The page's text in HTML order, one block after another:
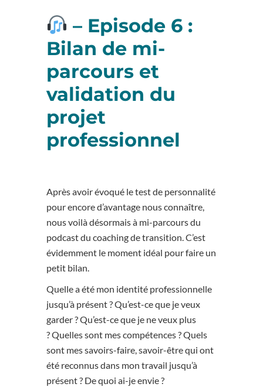
– Episode 6 :
Bilan de mi-
parcours et
validation du
projet
professionnel
Après avoir évoqué le test de personnalité
pour encore d’avantage nous connaître,
nous voilà désormais à mi-parcours du
podcast du coaching de transition. C’est
évidemment le moment idéal pour faire un
petit bilan.
Quelle a été mon identité professionnelle
jusqu’à présent ? Qu’est-ce que je veux
garder ? Qu’est-ce que je ne veux plus
? Quelles sont mes compétences ? Quels
sont mes savoirs-faire, savoir-être qui ont
été reconnus dans mon travail jusqu’à
présent ? De quoi ai-je envie ?